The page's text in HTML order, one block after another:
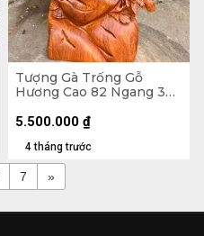
Tượng Gà Trống Gỗ
Hương Cao 82 Ngang 36
4 tháng trước
5.500.000 ₫
7 »